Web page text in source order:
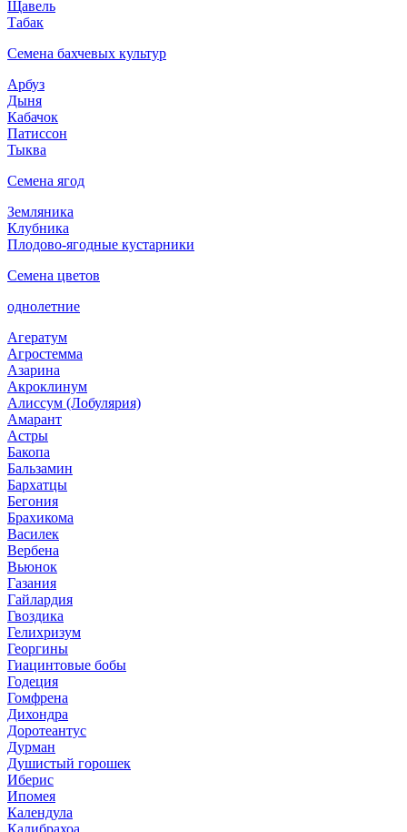
Щавель
Табак
Семена бахчевых культур
Арбуз
Дыня
Кабачок
Патиссон
Тыква
Семена ягод
Земляника
Клубника
Плодово-ягодные кустарники
Семена цветов
однолетние
Агератум
Агростемма
Азарина
Акроклинум
Алиссум (Лобулярия)
Амарант
Астры
Бакопа
Бальзамин
Бархатцы
Бегония
Брахикома
Василек
Вербена
Вьюнок
Газания
Гайлардия
Гвоздика
Гелихризум
Георгины
Гиацинтовые бобы
Годеция
Гомфрена
Дихондра
Доротеантус
Дурман
Душистый горошек
Иберис
Ипомея
Календула
Калибрахоа